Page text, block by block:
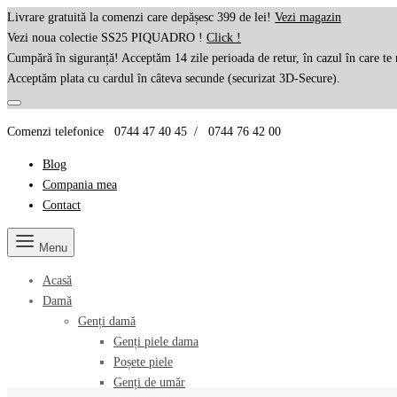
Livrare gratuită la comenzi care depășesc 399 de lei! Vezi magazin
Vezi noua colectie SS25 PIQUADRO ! Click !
Cumpără în siguranță! Acceptăm 14 zile perioada de retur, în cazul în care te
Acceptăm plata cu cardul în câteva secunde (securizat 3D-Secure).
Comenzi telefonice 0744 47 40 45 / 0744 76 42 00
Blog
Compania mea
Contact
Menu
Acasă
Damă
Genți damă
Genți piele dama
Poșete piele
Genți de umăr